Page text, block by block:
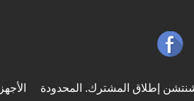
إطلاق المشترك. المحدودة